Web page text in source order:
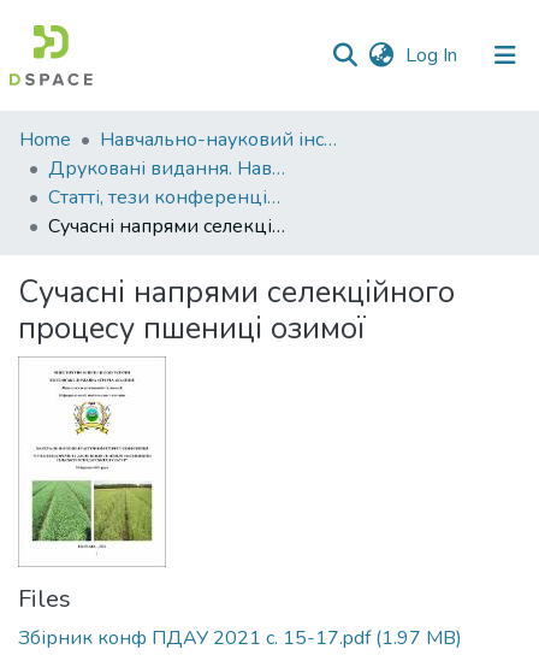
Log In (current)
Communities
&
Collections
All of DSpace
Statistics
Home
Навчально-науковий інститут агротехнологій, селекції та екології
Друковані видання. Навчально-науковий інститут агротехнологій, селекції та екології
Статті, тези конференцій. Навчально-науковий інститут агротехнологій, селекції та екології
Сучасні напрями селекційного процесу пшениці озимої
Сучасні напрями селекційного
процесу пшениці озимої
Files
Збірник конф ПДАУ 2021 с. 15-17.pdf(1.97 MB)